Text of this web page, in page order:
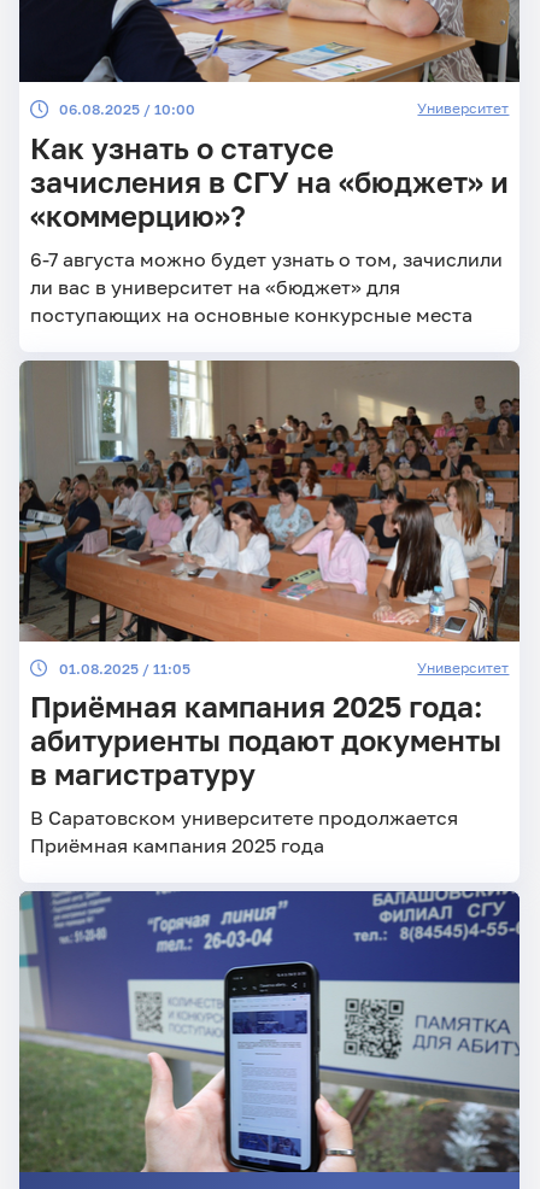
06.08.2025 / 10:00 Университет
Как узнать о статусе
зачисления в СГУ на «бюджет» и
«коммерцию»?
6-7 августа можно будет узнать о том, зачислили
ли вас в университет на «бюджет» для
поступающих на основные конкурсные места
01.08.2025 / 11:05 Университет
Приёмная кампания 2025 года:
абитуриенты подают документы
в магистратуру
В Саратовском университете продолжается
Приёмная кампания 2025 года